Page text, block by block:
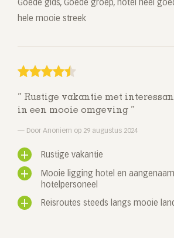
Goede gids, Goede groep, hotel heel
hele mooie streek
Rustige vakantie met
in een mooie omgeving
Door Anoniem op 29 augustus 2024
Rustige vakantie
Mooie ligging hotel en aangenaam
hotelpersoneel
Reisroutes steeds langs mooie